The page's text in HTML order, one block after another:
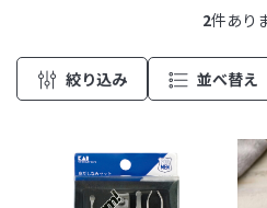
2件あり
絞り込み 並べ替え